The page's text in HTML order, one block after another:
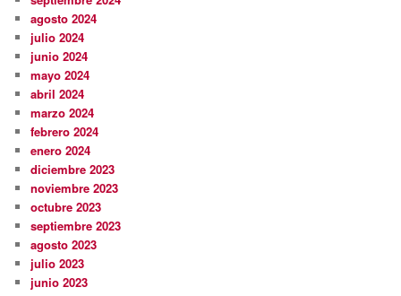
agosto 2024
julio 2024
junio 2024
mayo 2024
abril 2024
marzo 2024
febrero 2024
enero 2024
diciembre 2023
noviembre 2023
octubre 2023
septiembre 2023
agosto 2023
julio 2023
junio 2023